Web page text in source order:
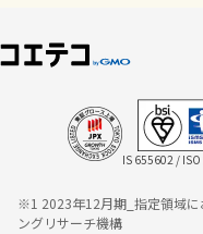
IS 655602 /
※1 2023年12月期_指定領域に
ングリサーチ機構